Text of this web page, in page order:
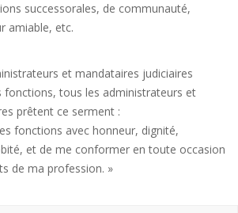
successorales, de communauté,
amiable, etc.
et mandataires judiciaires
fonctions, tous les administrateurs et
prêtent ce serment :
fonctions avec honneur, dignité,
et de me conformer en toute occasion
de ma profession. »